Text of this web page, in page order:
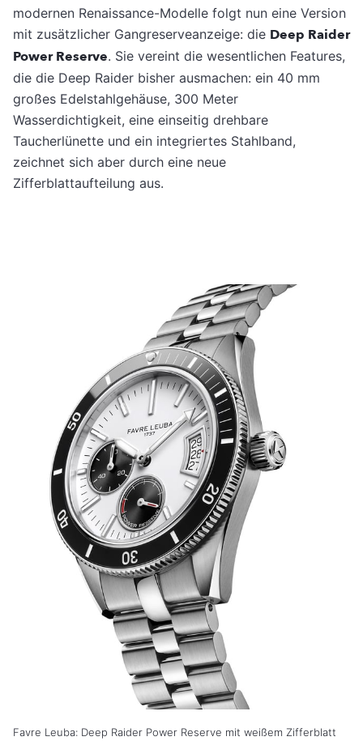
modernen Renaissance-Modelle folgt nun eine Version
mit zusätzlicher Gangreserveanzeige: die Deep Raider
Power Reserve. Sie vereint die wesentlichen Features,
die die Deep Raider bisher ausmachen: ein 40 mm
großes Edelstahlgehäuse, 300 Meter
Wasserdichtigkeit, eine einseitig drehbare
Taucherlünette und ein integriertes Stahlband,
zeichnet sich aber durch eine neue
Zifferblattaufteilung aus.
Favre Leuba: Deep Raider Power Reserve mit weißem Zifferblatt